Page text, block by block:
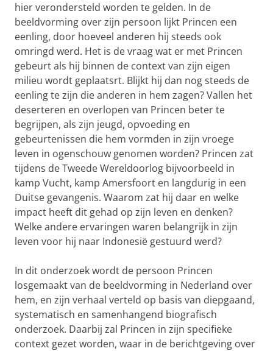
hier verondersteld worden te gelden. In de
beeldvorming over zijn persoon lijkt Princen een
eenling, door hoeveel anderen hij steeds ook
omringd werd. Het is de vraag wat er met Princen
gebeurt als hij binnen de context van zijn eigen
milieu wordt geplaatsrt. Blijkt hij dan nog steeds de
eenling te zijn die anderen in hem zagen? Vallen het
deserteren en overlopen van Princen beter te
begrijpen, als zijn jeugd, opvoeding en
gebeurtenissen die hem vormden in zijn vroege
leven in ogenschouw genomen worden? Princen zat
tijdens de Tweede Wereldoorlog bijvoorbeeld in
kamp Vucht, kamp Amersfoort en langdurig in een
Duitse gevangenis. Waarom zat hij daar en welke
impact heeft dit gehad op zijn leven en denken?
Welke andere ervaringen waren belangrijk in zijn
leven voor hij naar Indonesië gestuurd werd?
In dit onderzoek wordt de persoon Princen
losgemaakt van de beeldvorming in Nederland over
hem, en zijn verhaal verteld op basis van diepgaand,
systematisch en samenhangend biografisch
onderzoek. Daarbij zal Princen in zijn specifieke
context gezet worden, waar in de berichtgeving over